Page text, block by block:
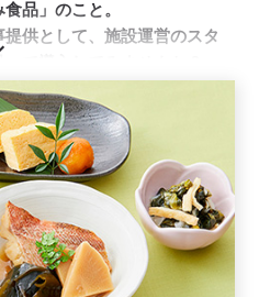
品」のこと。
供として、施設運営のスタ